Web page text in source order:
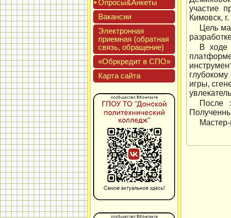
Опро­сы&Анке­ты
Вакан­сии
Элек­трон­ная
при­ем­ная (об­ратная
связь, об­ра­щение)
«Обркре­дит в СПО»
Кар­та сай­та
участие
Кимовск,
Цель
В ходе
игры,
После